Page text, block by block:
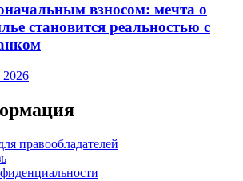
взносом: мечта о
становится реальностью с
2026
правообладателей